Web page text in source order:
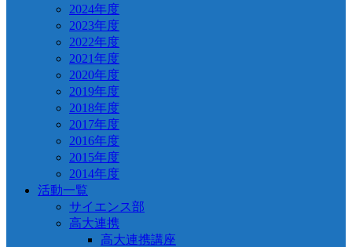
2024年度
2023年度
2022年度
2021年度
2020年度
2019年度
2018年度
2017年度
2016年度
2015年度
2014年度
活動一覧
サイエンス部
高大連携
高大連携講座